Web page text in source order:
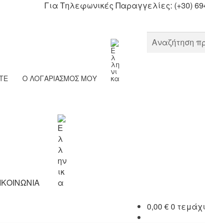
Για Τηλεφωνικές Παραγγελίες: (+30)
Ο ΛΟΓΑΡΙΑΣΜΟΣ ΜΟΥ
Αναζήτηση
για:
Αναζήτηση
0,00€0